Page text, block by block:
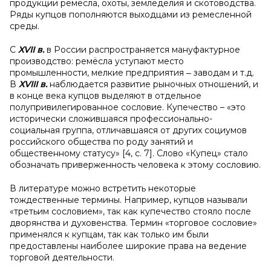
продукции ремесла, охоты, земледелия и скотоводства.
Ряды купцов пополняются выходцами из ремесленной
среды.
С XVIIв.в России распространяется мануфактурное
производство: ремёсла уступают место
промышленности, мелкие предприятия ‒ заводам и т.д.
В ХVIIIв.наблюдается развитие рыночных отношений, и
в конце века купцов выделяют в отдельное
полупривилегированное сословие. Купечество – «это
исторически сложившаяся профессионально-
социальная группа, отличавшаяся от других социумов
российского общества по роду занятий и
общественному статусу» [4, с. 7]. Слово «Купец» стало
обозначать приверженность человека к этому сословию.
В литературе можно встретить некоторые
тождественные термины. Например, купцов называли
«третьим сословием», так как купечество стояло после
дворянства и духовенства. Термин «торговое сословие»
применялся к купцам, так как только им были
предоставлены наиболее широкие права на ведение
торговой деятельности.